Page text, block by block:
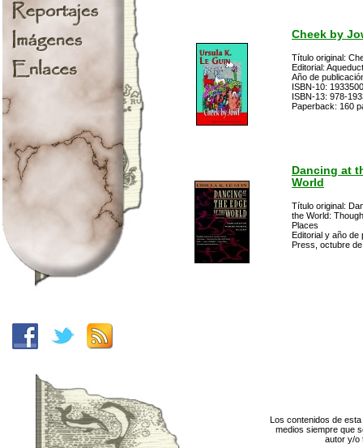
Cheek by
Título original:
Editorial:
Año de
ISBN-10:
ISBN-13: 978-
Paperback: 160
Dancing at
World
Título original:
the World:
Places
Editorial y año de
Press, octubre
Los contenidos de
medios siempre que
autor y/o